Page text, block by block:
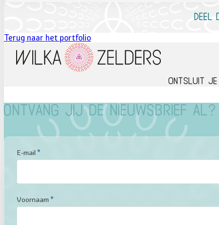
Deel
Terug naar het portfolio
Ontsluit je
Ontvang jij de nieuwsbrief al?
Sectie
E-mail *
Voornaam *